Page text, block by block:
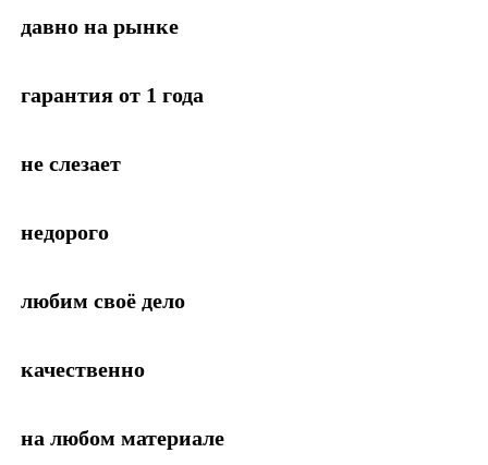
давно на рынке
гарантия от 1 года
не слезает
недорого
любим своё дело
качественно
на любом материале